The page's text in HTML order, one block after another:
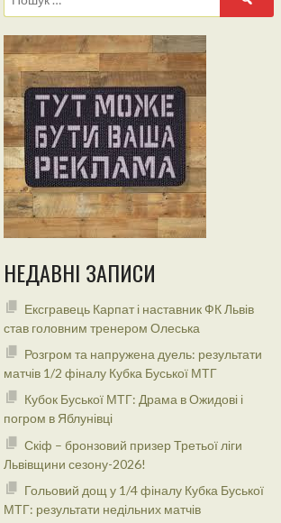
НЕДАВНІ ЗАПИСИ
Ексгравець Карпат і наставник ФК Львів
став головним тренером Олеська
Розгром та напружена дуель: результати
матчів 1/2 фіналу Кубка Буської МТГ
Кубок Буської МТГ: Драма в Ожидові і
погром в Яблунівці
Скіф – бронзовий призер Третьої ліги
Львівщини сезону-2026!
Гольовий дощ у 1/4 фіналу Кубка Буської
МТГ: результати недільних матчів